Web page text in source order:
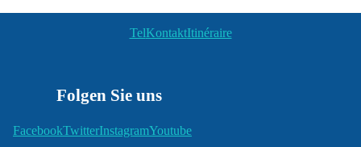
Folgen Sie uns
FacebookTwitterInstagramYoutube
TelKontaktItinéraire